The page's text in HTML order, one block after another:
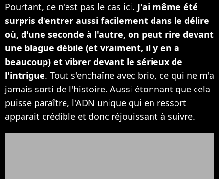
Pourtant, ce n'est pas le cas ici. J'ai même été
surpris d'entrer aussi facilement dans le délire
où, d'une seconde à l'autre, on peut rire devant
une blague débile (et vraiment, il y en a
beaucoup) et vibrer devant le sérieux de
l'intrigue. Tout s'enchaîne avec brio, ce qui ne m'a
jamais sorti de l'histoire. Aussi étonnant que cela
puisse paraître, l'ADN unique qui en ressort
apparait crédible et donc réjouissant à suivre.